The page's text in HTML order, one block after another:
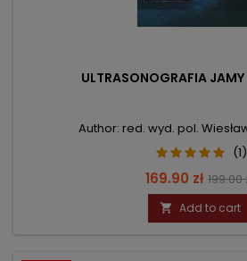
ULTRASONOGRAFIA JAMY
Author: red. wyd. pol.
(1)
Price
169.90 zł
price
199.00
 Add to cart